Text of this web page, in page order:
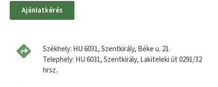
Ajánlatkérés
Székhely: HU 6031, Szentkirály, Béke u. 21.
Telephely: HU 6031, Szentkirály, Lakiteleki út 0291/32
hrsz.